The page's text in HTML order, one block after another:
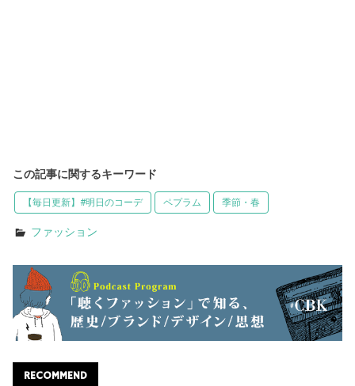
この記事に関するキーワード
【毎日更新】#明日のコーデ ペプラム 季節・春
ファッション
RECOMMEND